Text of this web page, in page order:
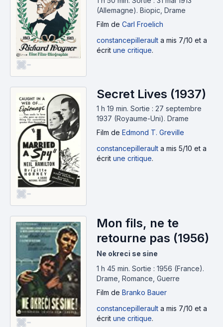
-
(Allemagne). Biopic, Drame
Film de Carl Froelich
constancepillerault a mis 7/10 et a
écrit une critique.
-
Secret Lives (1937)
1 h 19 min. Sortie : 27 septembre
1937 (Royaume-Uni). Drame
Film de Edmond T. Greville
constancepillerault a mis 5/10 et a
écrit une critique.
-
Mon fils, ne te
retourne pas (1956)
Ne okreci se sine
1 h 45 min. Sortie : 1956 (France).
Drame, Romance, Guerre
Film de Branko Bauer
constancepillerault a mis 7/10 et a
écrit une critique.